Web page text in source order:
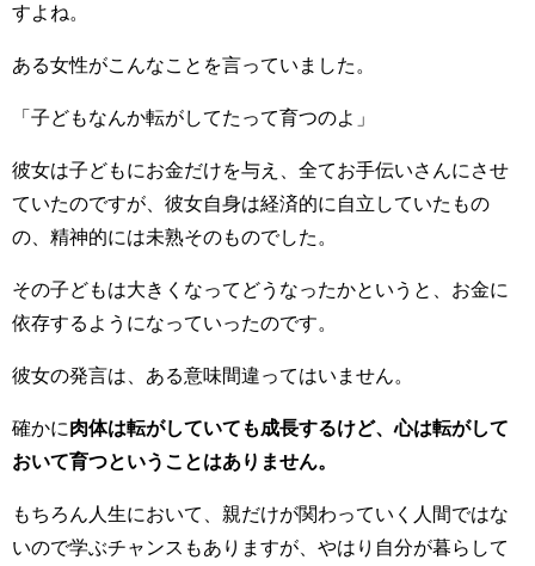
すよね。
ある女性がこんなことを言っていました。
「子どもなんか転がしてたって育つのよ」
彼女は子どもにお金だけを与え、全てお手伝いさんにさせ
ていたのですが、彼女自身は経済的に自立していたもの
の、精神的には未熟そのものでした。
その子どもは大きくなってどうなったかというと、お金に
依存するようになっていったのです。
彼女の発言は、ある意味間違ってはいません。
確かに肉体は転がしていても成長するけど、心は転がして
おいて育つということはありません。
もちろん人生において、親だけが関わっていく人間ではな
いので学ぶチャンスもありますが、やはり自分が暮らして